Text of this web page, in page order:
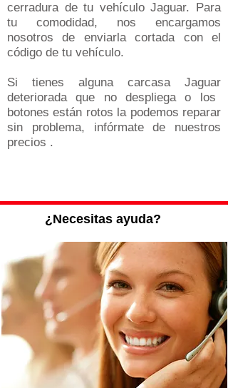
cerradura de tu vehículoJaguar. Para
tu comodidad, nos encargamos
nosotros de enviarla cortada con el
código de tu vehículo.
Si tienes alguna carcasa Jaguar
deteriorada que no despliega o los
botones están rotos la podemos reparar
sin problema, infórmate de nuestros
precios .
¿Necesitas ayuda?